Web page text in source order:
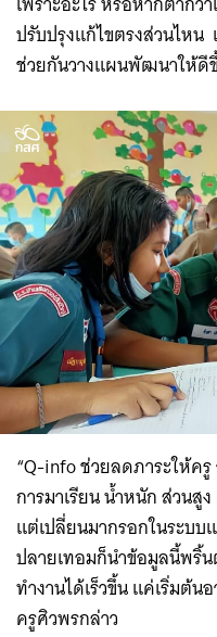
Search
for:
ปรับปรุงแก้ไขตรงส่วนไห
ช่วยกันวางแผนพัฒนาให้ดี
“Q-info ช่วยลดภาระให้ค
การมาเรียน น้ำหนัก ส่วน
แต่เปลี่ยนมากรอกในระบ
ปลายเทอมก็นำข้อมูลนี้พริ้
ทำงานได้เร็วขึ้น แค่เริ่มต้น
ครูศิวพรกล่าว